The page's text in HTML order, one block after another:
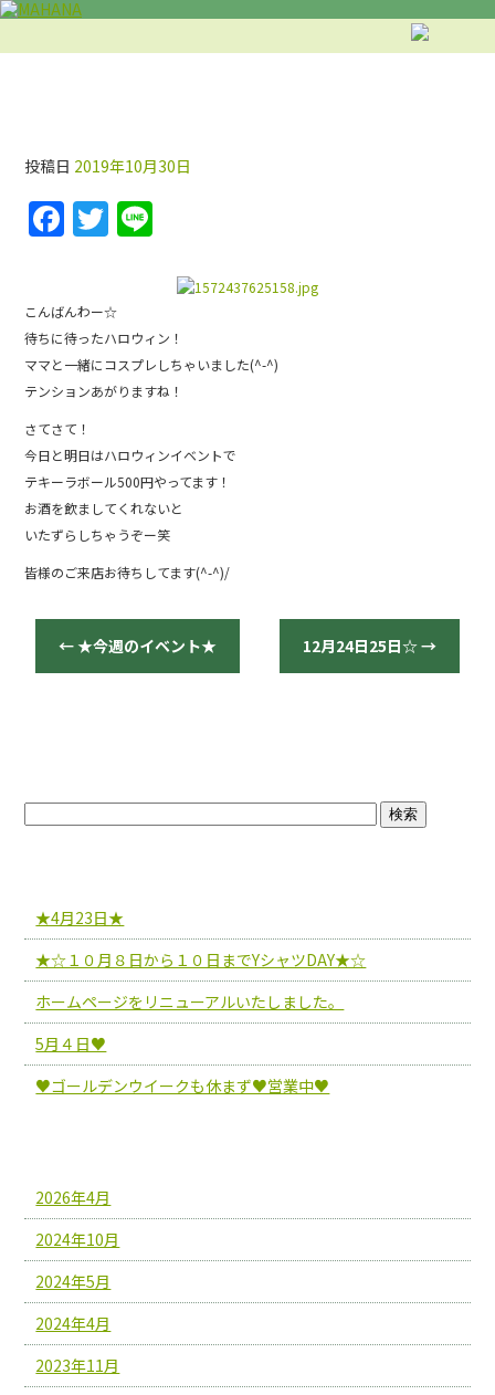
投稿日 2019年10月30日
F
e
b
o
o
k
T
er
こんばんわー☆
待ちに待ったハロウィン！
ママと一緒にコスプレしちゃいました(^-^)
テンションあがりますね！
さてさて！
今日と明日はハロウィンイベントで
テキーラボール500円やってます！
お酒を飲ましてくれないと
いたずらしちゃうぞー笑
皆様のご来店お待ちしてます(^-^)/
← ★今週のイベント★ 12月24日25日☆→
★4月23日★
★☆１０月８日から１０日までYシャツDAY★☆
ホームページをリニューアルいたしました。
5月４日♥
♥ゴールデンウイークも休まず♥営業中♥
2026年4月
2024年10月
2024年5月
2024年4月
2023年11月